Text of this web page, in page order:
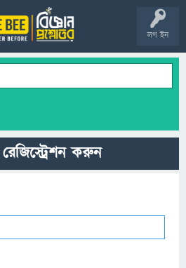
লগ ইন
করুন